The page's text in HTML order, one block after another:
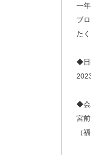
一
ブ
た
◆日
◆会
宮
（